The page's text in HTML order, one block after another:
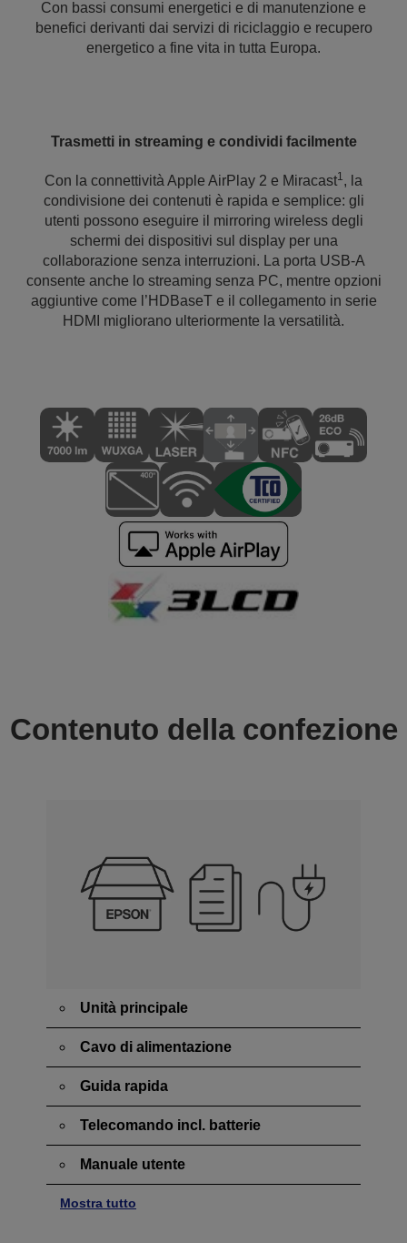
Con bassi consumi energetici e di manutenzione e
benefici derivanti dai servizi di riciclaggio e recupero
energetico a fine vita in tutta Europa.
Trasmetti in streaming e condividi facilmente
Con la connettività Apple AirPlay 2 e Miracast1, la
condivisione dei contenuti è rapida e semplice: gli
utenti possono eseguire il mirroring wireless degli
schermi dei dispositivi sul display per una
collaborazione senza interruzioni. La porta USB-A
consente anche lo streaming senza PC, mentre opzioni
aggiuntive come l’HDBaseT e il collegamento in serie
HDMI migliorano ulteriormente la versatilità.
Contenuto della confezione
Unità principale
Cavo di alimentazione
Guida rapida
Telecomando incl. batterie
Manuale utente
Mostra tutto